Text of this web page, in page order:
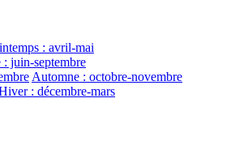
: avril-mai
: juin-septembre
Automne : octobre-novembre
: décembre-mars